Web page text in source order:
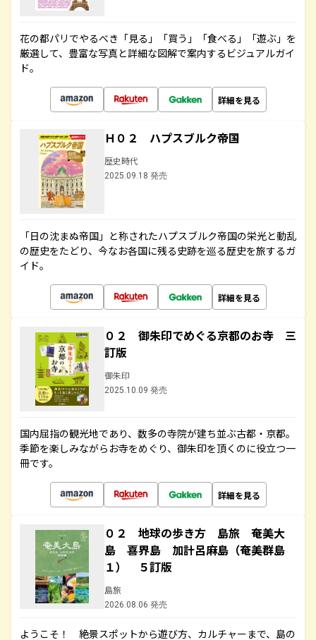
花の都パリでやるべき「見る」「買う」「食べる」「遊ぶ」を
厳選して、豊富な写真と詳細な図解で案内するビジュアルガイ
ド。
詳細を見る
Ｈ０２ ハプスブルク帝国
歴史時代
2025.09.18 発売
「日の沈まぬ帝国」と称されたハプスブルク帝国の栄光と動乱
の歴史をたどり、今なお各国に残る史跡を巡る歴史を旅するガ
イド。
詳細を見る
０２ 御朱印でめぐる京都のお寺 三
訂版
御朱印
2025.10.09 発売
国内屈指の観光地であり、数多の寺院が建ち並ぶ古都・京都。
季節を楽しみながらお寺をめぐり、御朱印を頂くのに役立つ一
冊です。
詳細を見る
０２ 地球の歩き方 島旅 奄美大
島 喜界島 加計呂麻島（奄美群島
１） ５訂版
島旅
2026.08.06 発売
ようこそ！ 絶景スポットから遊び方、カルチャーまで、島の